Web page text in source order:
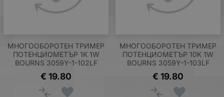
МНОГООБОРОТЕН ТРИМЕР
ПОТЕНЦИОМЕТЪР 1K 1W
BOURNS 3059Y-1-102LF
19.80
€
МНОГООБОРОТЕН ТРИМЕР
ПОТЕНЦИОМЕТЪР 10K 1W
BOURNS 3059Y-1-103LF
19.80
€